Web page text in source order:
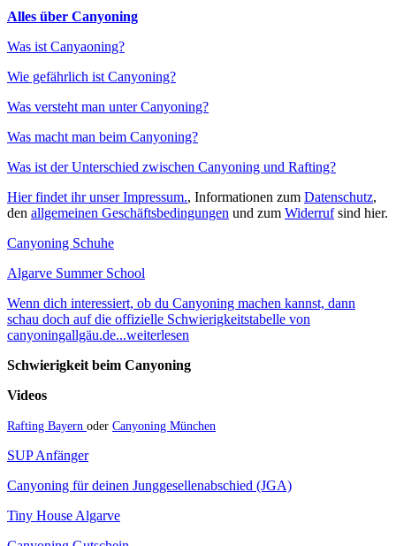
Alles über Canyoning
Was ist Canyaoning?
Wie gefährlich ist Canyoning?
Was versteht man unter Canyoning?
Was macht man beim Canyoning?
Was ist der Unterschied zwischen Canyoning und Rafting?
Hier findet ihr unser Impressum., Informationen zum Datenschutz,
den allgemeinen Geschäftsbedingungen und zum Widerrufsind hier.
Canyoning Schuhe
Algarve Summer School
Wenn dich interessiert, ob du Canyoning machen kannst, dann
schau doch auf die offizielle Schwierigkeitstabelle von
canyoningallgäu.de...weiterlesen
Schwierigkeit beim Canyoning
Videos
Rafting Bayern oder Canyoning München
SUP Anfänger
Canyoning für deinen Junggesellenabschied (JGA)
Tiny House Algarve